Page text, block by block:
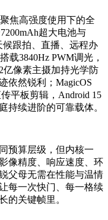
聚焦高强度使用下的全
超大电池与
候跟拍、直播、远程办
载3840Hz PWM调光，
像素主摄加持光学防
依然锐利；MagicOS
平板剪辑，Android 15
持续进阶的可靠载体。
预算层级，但内核一
像精度、响应速度、环
父母无需在性能与温情
每一次快门、每一格续
的关键帧里。